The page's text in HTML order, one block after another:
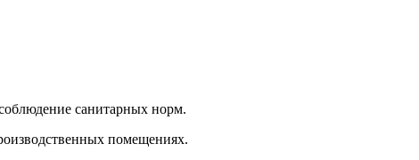
санитарных норм.
помещениях.